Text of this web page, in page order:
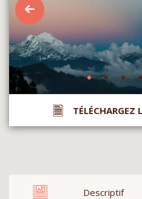
TÉLÉCHARGEZ
Descriptif